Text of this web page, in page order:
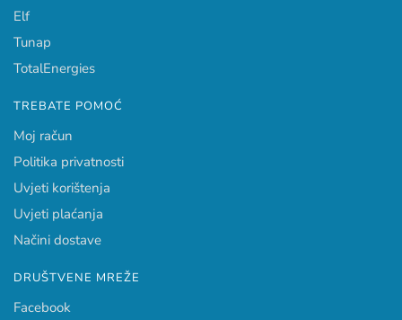
Elf
Tunap
TotalEnergies
TREBATE POMOĆ
Moj račun
Politika privatnosti
Uvjeti korištenja
Uvjeti plaćanja
Načini dostave
DRUŠTVENE MREŽE
Facebook